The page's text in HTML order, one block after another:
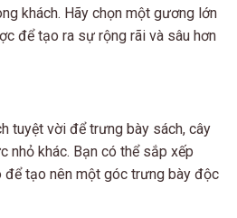
khách. Hãy chọn một gương lớn
để tạo ra sự rộng rãi và sâu hơn
tuyệt vời để trưng bày sách, cây
nhỏ khác. Bạn có thể sắp xếp
để tạo nên một góc trưng bày độc